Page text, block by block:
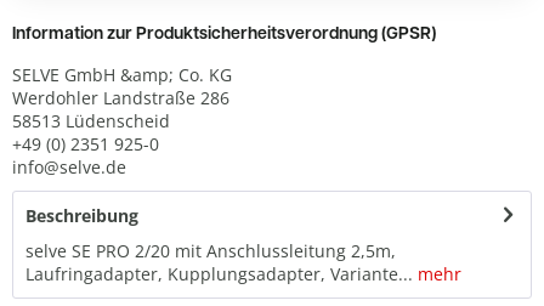
Information zur Produktsicherheitsverordnung (GPSR)
SELVE GmbH &amp; Co. KG
Werdohler Landstraße 286
58513 Lüdenscheid
+49 (0) 2351 925-0
info@selve.de
Beschreibung
selve SE PRO 2/20 mit Anschlussleitung 2,5m,
Laufringadapter, Kupplungsadapter, Variante... mehr